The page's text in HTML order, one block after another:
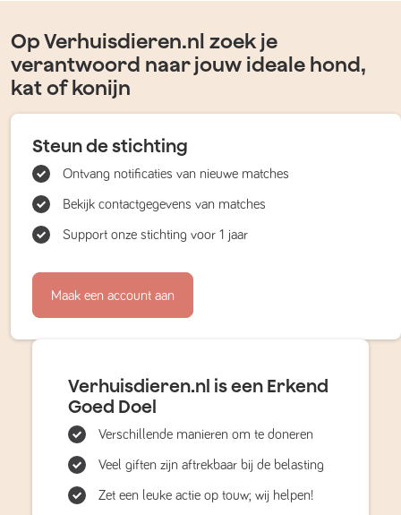
Op Verhuisdieren.nl zoek je
verantwoord naar jouw ideale hond,
kat of konijn
Steun de stichting
Ontvang notificaties van nieuwe matches
Bekijk contactgegevens van matches
Support onze stichting voor 1 jaar
Maak een account aan
Verhuisdieren.nl is een Erkend
Goed Doel
Verschillende manieren om te doneren
Veel giften zijn aftrekbaar bij de belasting
Zet een leuke actie op touw; wij helpen!